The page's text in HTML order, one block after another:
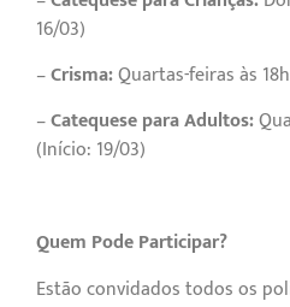
16/03)
–Crisma:Quartas-feiras às
–Catequese para Adultos:
(Início: 19/03)
Quem Pode Participar?
Estão convidados todos os